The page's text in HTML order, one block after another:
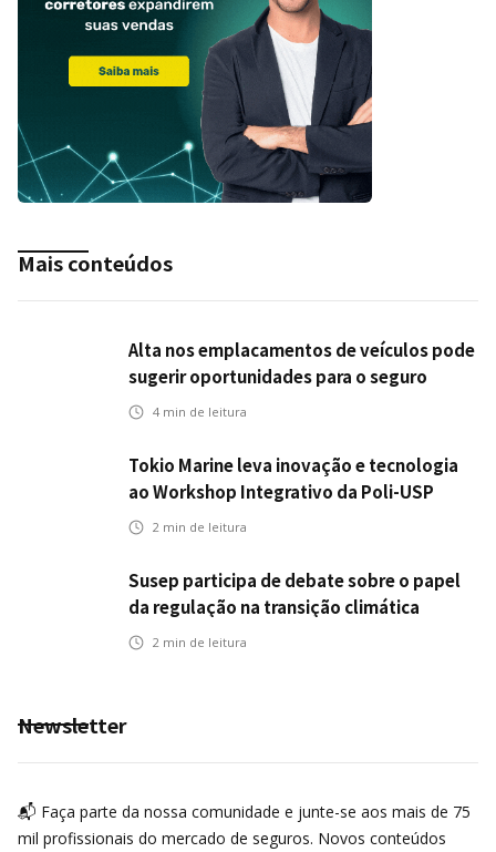
Mais conteúdos
Alta nos emplacamentos de veículos pode
sugerir oportunidades para o seguro
automotivo
4 min de leitura
Tokio Marine leva inovação e tecnologia
ao Workshop Integrativo da Poli-USP
2 min de leitura
Susep participa de debate sobre o papel
da regulação na transição climática
2 min de leitura
Newsletter
📬 Faça parte da nossa comunidade e junte-se aos mais de 75
mil profissionais do mercado de seguros. Novos conteúdos